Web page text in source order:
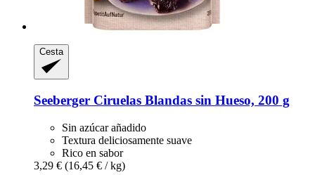
Cesta
Seeberger Ciruelas Blandas sin Hueso, 200 g
Sin azúcar añadido
Textura deliciosamente suave
Rico en sabor
3,29 € (16,45 € / kg)